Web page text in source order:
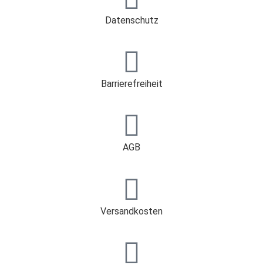
Datenschutz
Barrierefreiheit
AGB
Versandkosten